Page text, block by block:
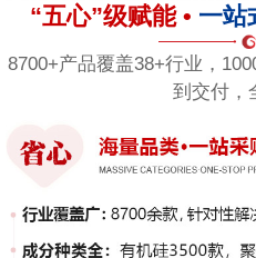
“五心”级赋能 • 一站
8700+产品覆盖38+行业，
到交付，